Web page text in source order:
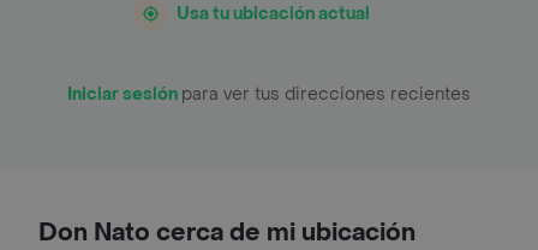
Usa tu ubicación actual
Iniciar sesión para ver tus direcciones recientes
Don Nato cerca de mi ubicación